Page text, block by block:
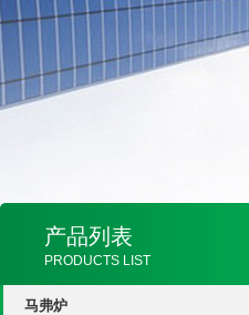
产品列表
PRODUCTS LIST
马弗炉